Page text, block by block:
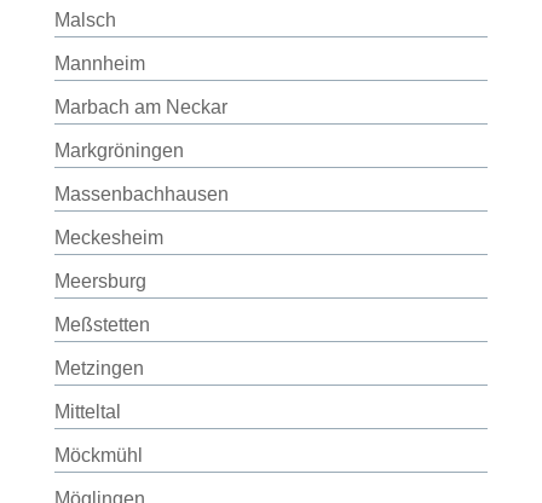
Malsch
Mannheim
Marbach am Neckar
Markgröningen
Massenbachhausen
Meckesheim
Meersburg
Meßstetten
Metzingen
Mitteltal
Möckmühl
Möglingen